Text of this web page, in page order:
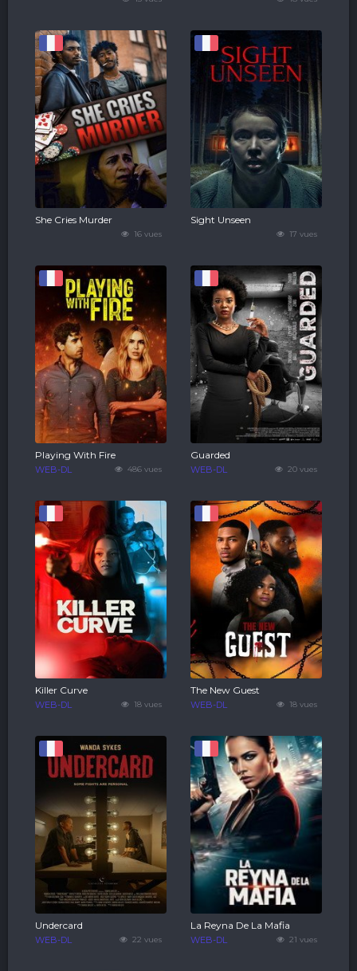
16 vues
She Cries Murder
17 vues
Sight Unseen
486 vues
Playing With Fire
WEB-DL 20 vues
Guarded
WEB-DL
18 vues
Killer Curve
WEB-DL 18 vues
The New Guest
WEB-DL
22 vues
Undercard
WEB-DL 21 vues
La Reyna De La Mafia
WEB-DL